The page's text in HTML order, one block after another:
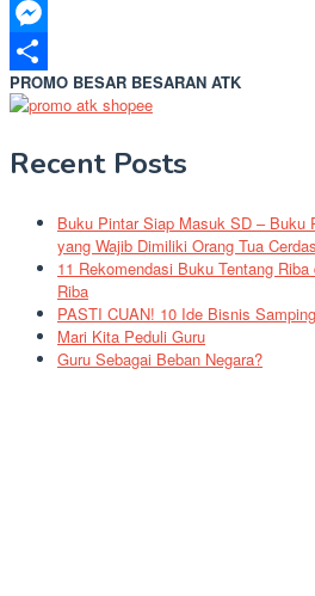
LinkedIn
Messenger
Share
PROMO BESAR BESARAN ATK
Recent Posts
Buku Pintar Siap Masuk SD – Buku
yang Wajib Dimiliki Orang Tua Cerdas
11 Rekomendasi Buku Tentang
Riba
PASTI CUAN! 10 Ide Bisnis
Mari Kita Peduli Guru
Guru Sebagai Beban Negara?